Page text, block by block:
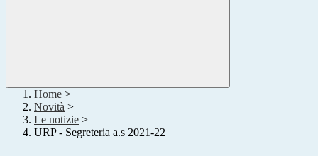
Home >
Novità >
Le notizie >
URP - Segreteria a.s 2021-22